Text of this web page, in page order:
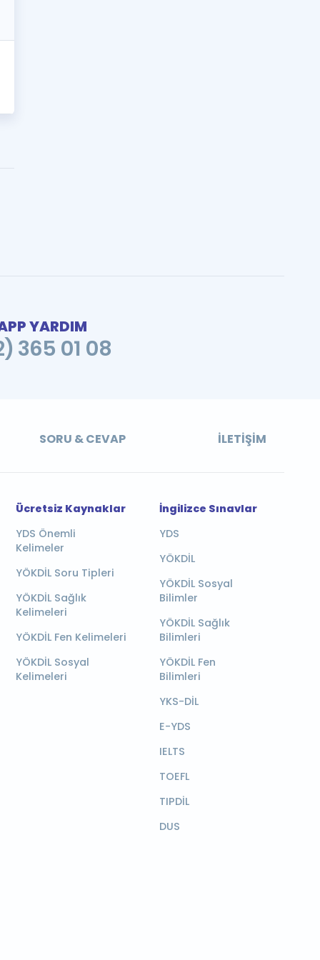
YARDIM
365 01 08
SORU & CEVAP İLETIŞIM
Ücretsiz Kaynaklar
YDS Önemli
Kelimeler
YÖKDİL Soru Tipleri
YÖKDİL Sağlık
Kelimeleri
YÖKDİL Fen Kelimeleri
YÖKDİL Sosyal
Kelimeleri
İngilizce Sınavlar
YDS
YÖKDİL
YÖKDİL Sosyal
Bilimler
YÖKDİL Sağlık
Bilimleri
YÖKDİL Fen
Bilimleri
YKS-DİL
E-YDS
IELTS
TOEFL
TIPDİL
DUS